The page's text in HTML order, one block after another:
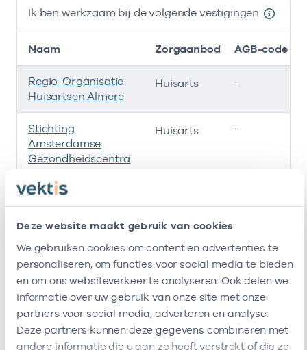
Deze website maakt gebruik van cookies
We gebruiken cookies om content en advertenties te
personaliseren, om functies voor social media te bieden
en om ons websiteverkeer te analyseren. Ook delen we
informatie over uw gebruik van onze site met onze
partners voor social media, adverteren en analyse.
Deze partners kunnen deze gegevens combineren met
andere informatie die u aan ze heeft verstrekt of die ze
Ik ben werkzaam bij de volgende vestigingen
Ik ben werkzaam bij de volgende vestigingen
Naam Zorgaanbod AGB-code
Regio-Organisatie
Huisartsen Almere
Huisarts -
Stichting
Amsterdamse
Gezondheidscentra
Huisarts -
Hads Almere P/A
Zorggroep Almere
De Notekraker
Ik heb een arbeidsrelatie met
Naam Rol AGB-code